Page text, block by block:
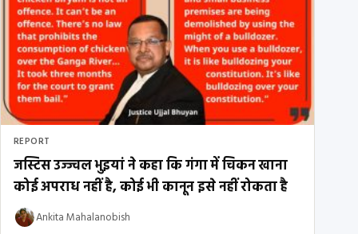
REPORT
जस्टिस उज्ज्वल भुइयां ने कहा कि गंगा में चिकन खाना
कोई अपराध नहीं है, कोई भी कानून इसे नहीं रोकता है
Ankita Mahalanobish